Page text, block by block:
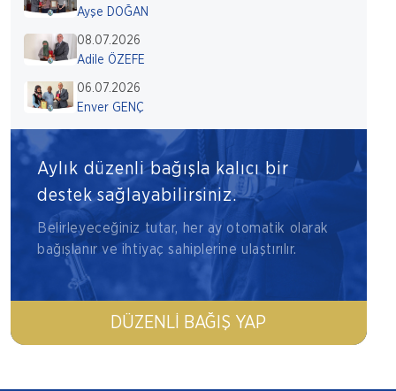
Ayşe DOĞAN
08.07.2026
Adile ÖZEFE
06.07.2026
Enver GENÇ
Aylık düzenli bağışla kalıcı bir
destek sağlayabilirsiniz.
Belirleyeceğiniz tutar, her ay otomatik olarak
bağışlanır ve ihtiyaç sahiplerine ulaştırılır.
DÜZENLI BAĞIŞ YAP